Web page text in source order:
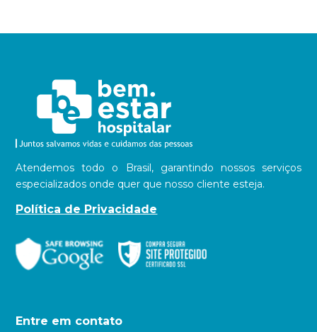
Atendemos todo o Brasil, garantindo nossos serviços
especializados onde quer que nosso cliente esteja.
Política de Privacidade
Entre em contato